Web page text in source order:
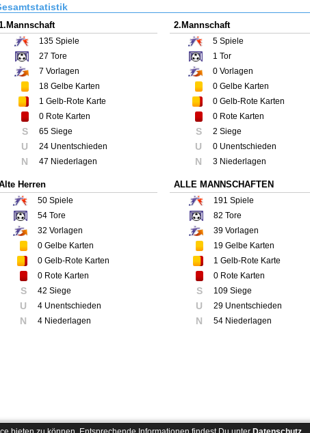
135 Spiele
27 Tore
7 Vorlagen
18 Gelbe Karten
1 Gelb-Rote Karte
0 Rote Karten
S 65 Siege
U 24 Unentschieden
N 47 Niederlagen
2.Mannschaft
5 Spiele
1 Tor
0 Vorlagen
0 Gelbe Karten
0 Gelb-Rote Karten
0 Rote Karten
S 2 Siege
U 0 Unentschieden
N 3 Niederlagen
Herren
50 Spiele
54 Tore
32 Vorlagen
0 Gelbe Karten
0 Gelb-Rote Karten
0 Rote Karten
S 42 Siege
U 4 Unentschieden
N 4 Niederlagen
ALLE MANNSCHAFTEN
191 Spiele
82 Tore
39 Vorlagen
19 Gelbe Karten
1 Gelb-Rote Karte
0 Rote Karten
S 109 Siege
U 29 Unentschieden
N 54 Niederlagen